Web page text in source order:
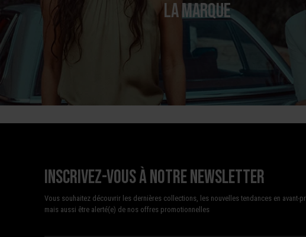
LA MARQUE
Inscrivez-vous à notre newsletter
Vous souhaitez découvrir les dernières collections, les nouvelles tendances en avant-
mais aussi être alerté(e) de nos offres promotionnelles